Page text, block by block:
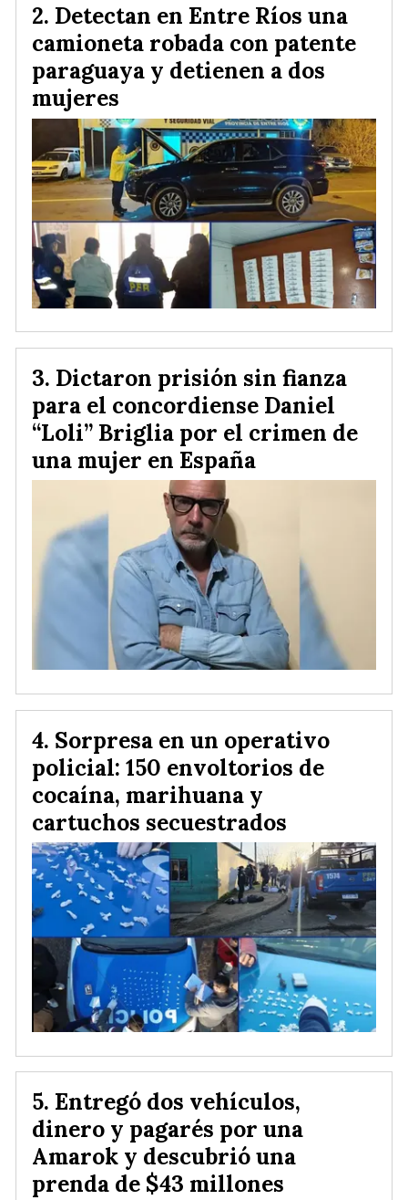
Detectan en Entre Ríos una
camioneta robada con patente
paraguaya y detienen a dos
mujeres
Dictaron prisión sin fianza
para el concordiense Daniel
“Loli” Briglia por el crimen de
una mujer en España
Sorpresa en un operativo
policial: 150 envoltorios de
cocaína, marihuana y
cartuchos secuestrados
Entregó dos vehículos,
dinero y pagarés por una
Amarok y descubrió una
prenda de $43 millones